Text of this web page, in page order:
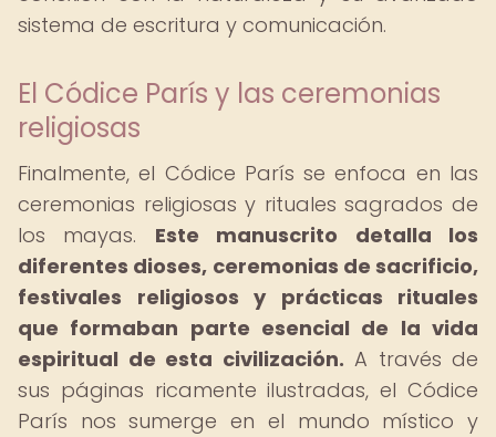
sistema de escritura y comunicación.
El Códice París y las ceremonias
religiosas
Finalmente, el Códice París se enfoca en las
ceremonias religiosas y rituales sagrados de
los mayas. Este manuscrito detalla los
diferentes dioses, ceremonias de sacrificio,
festivales religiosos y prácticas rituales
que formaban parte esencial de la vida
espiritual de esta civilización. A través de
sus páginas ricamente ilustradas, el Códice
París nos sumerge en el mundo místico y